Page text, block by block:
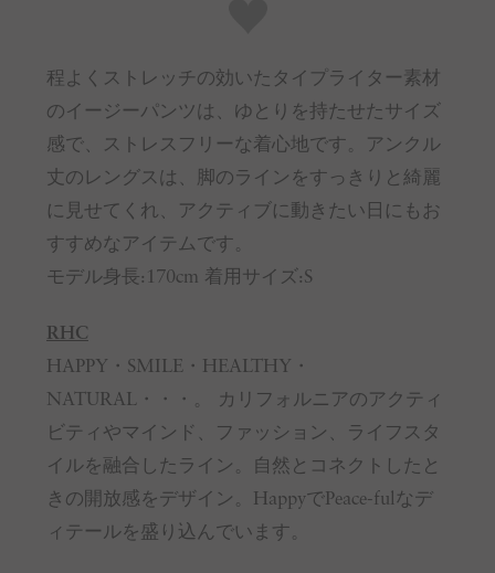
程よくストレッチの効いたタイプライター素材
のイージーパンツは、ゆとりを持たせたサイズ
感で、ストレスフリーな着心地です。アンクル
丈のレングスは、脚のラインをすっきりと綺麗
に見せてくれ、アクティブに動きたい日にもお
すすめなアイテムです。
モデル身長:170cm 着用サイズ:S
RHC
HAPPY・SMILE・HEALTHY・
NATURAL・・・。 カリフォルニアのアクティ
ビティやマインド、ファッション、ライフスタ
イルを融合したライン。自然とコネクトしたと
きの開放感をデザイン。HappyでPeace-fulなデ
ィテールを盛り込んでいます。